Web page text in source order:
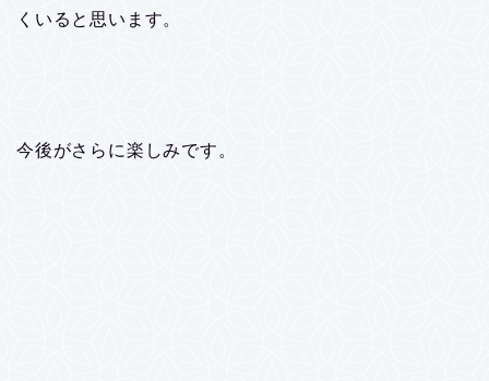
くいると思います。
今後がさらに楽しみです。